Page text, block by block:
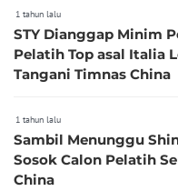
1 tahun lalu
STY Dianggap Minim
Pelatih Top asal Italia
Tangani Timnas China
1 tahun lalu
Sambil Menunggu
Sosok Calon Pelatih
China